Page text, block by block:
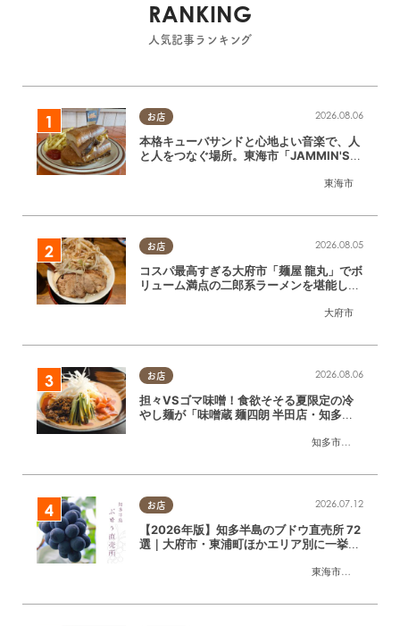
RANKING
人気記事ランキング
お店
東海市
2026.08.06
本格キューバサンドと心地よい音楽で、人
と人をつなぐ場所。東海市「JAMMIN'ST
お店
大府市
2026.08.05
コスパ最高すぎる大府市「麺屋 龍丸」でボ
リューム満点の二郎系ラーメンを堪能して
お店
知多市
,半田市
2026.08.06
担々VSゴマ味噌！食欲そそる夏限定の冷
やし麺が「味噌蔵 麺四朗 半田店・知多
お店
東海市
,大府市
2026.07.12
【2026年版】知多半島のブドウ直売所 72
選｜大府市・東浦町ほかエリア別に一挙紹